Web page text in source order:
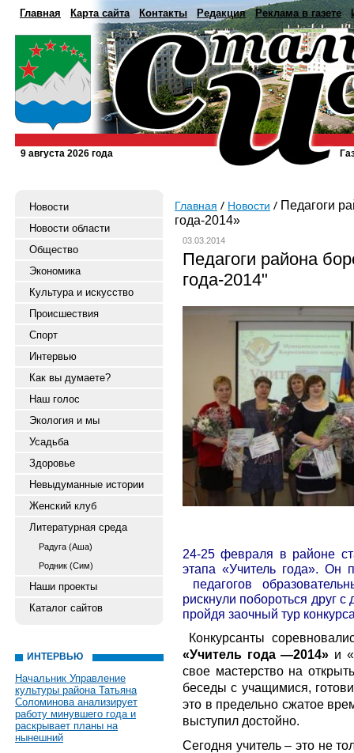
Главная Карта сайта Контакты Редакция Реклама в газете
9 августа 2026 года
Новости
Новости области
Общество
Экономика
Культура и искусство
Происшествия
Спорт
Интервью
Как вы думаете?
Наш голос
Экология и мы
Усадьба
Здоровье
Невыдуманные истории
Женский клуб
Литературная среда
Радуга (Аша)
Родник (Сим)
Наши проекты
Каталог сайтов
ИНТЕРВЬЮ
Начальник Управление
культуры района Татьяна
Соломинова анализирует
работу минувшего года и
раскрывает планы на
нынешний
Главная Новости
Педагоги
года-2014»
03.03.2014
Педагоги района
года-2014"
24-25 февраля в районе
этапа «Учитель года».
педагогов
рискнули побороться друг
пройдя заочный тур
Конкурсанты
«Учитель года —2014» и
свое мастерство на
беседы с учащимися,
это в предельно сжатое
выступил достойно.
Сегодня учитель – это не